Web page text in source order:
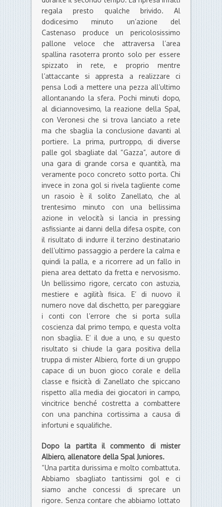
regala presto qualche brivido. Al
dodicesimo minuto un’azione del
Castenaso produce un pericolosissimo
pallone veloce che attraversa l’area
spallina rasoterra pronto solo per essere
spizzato in rete, e proprio mentre
l’attaccante si appresta a realizzare ci
pensa Lodi a mettere una pezza all’ultimo
allontanando la sfera. Pochi minuti dopo,
al diciannovesimo, la reazione della Spal,
con Veronesi che si trova lanciato a rete
ma che sbaglia la conclusione davanti al
portiere. La prima, purtroppo, di diverse
palle gol sbagliate dal “Gazza”, autore di
una gara di grande corsa e quantità, ma
veramente poco concreto sotto porta. Chi
invece in zona gol si rivela tagliente come
un rasoio è il solito Zanellato, che al
trentesimo minuto con una bellissima
azione in velocità si lancia in pressing
asfissiante ai danni della difesa ospite, con
il risultato di indurre il terzino destinatario
dell’ultimo passaggio a perdere la calma e
quindi la palla, e a ricorrere ad un fallo in
piena area dettato da fretta e nervosismo.
Un bellissimo rigore, cercato con astuzia,
mestiere e agilità fisica. E’ di nuovo il
numero nove dal dischetto, per pareggiare
i conti con l’errore che si porta sulla
coscienza dal primo tempo, e questa volta
non sbaglia. E’ il due a uno, e su questo
risultato si chiude la gara positiva della
truppa di mister Albiero, forte di un gruppo
capace di un buon gioco corale e della
classe e fisicità di Zanellato che spiccano
rispetto alla media dei giocatori in campo,
vincitrice benché costretta a combattere
con una panchina cortissima a causa di
infortuni e squalifiche.
Dopo la partita il commento di mister
Albiero, allenatore della Spal Juniores.
“Una partita durissima e molto combattuta.
Abbiamo sbagliato tantissimi gol e ci
siamo anche concessi di sprecare un
rigore. Senza contare che abbiamo lottato